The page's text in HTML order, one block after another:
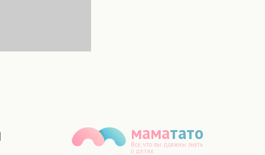
маматато
Все, что вы должны знать
о детях